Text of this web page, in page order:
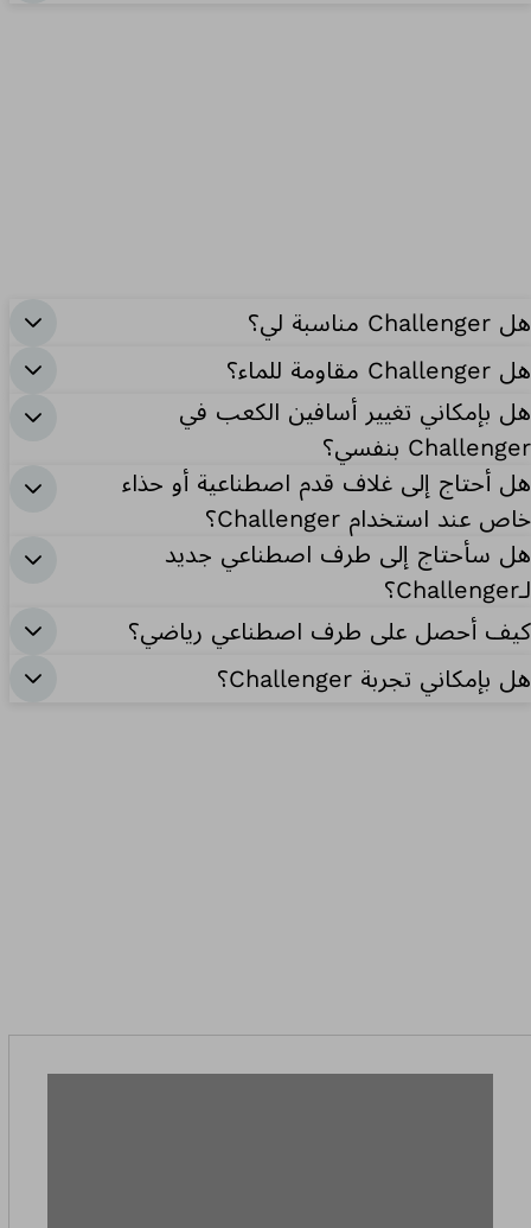
هل Challenger مناسبة لي؟
هل Challenger مقاومة للماء؟
هل بإمكاني تغيير أسافين الكعب في
Challenger بنفسي؟
هل أحتاج إلى غلاف قدم اصطناعية أو حذاء
خاص عند استخدام Challenger؟
هل سأحتاج إلى طرف اصطناعي جديد
لـChallenger؟
كيف أحصل على طرف اصطناعي رياضي؟
هل بإمكاني تجربة Challenger؟